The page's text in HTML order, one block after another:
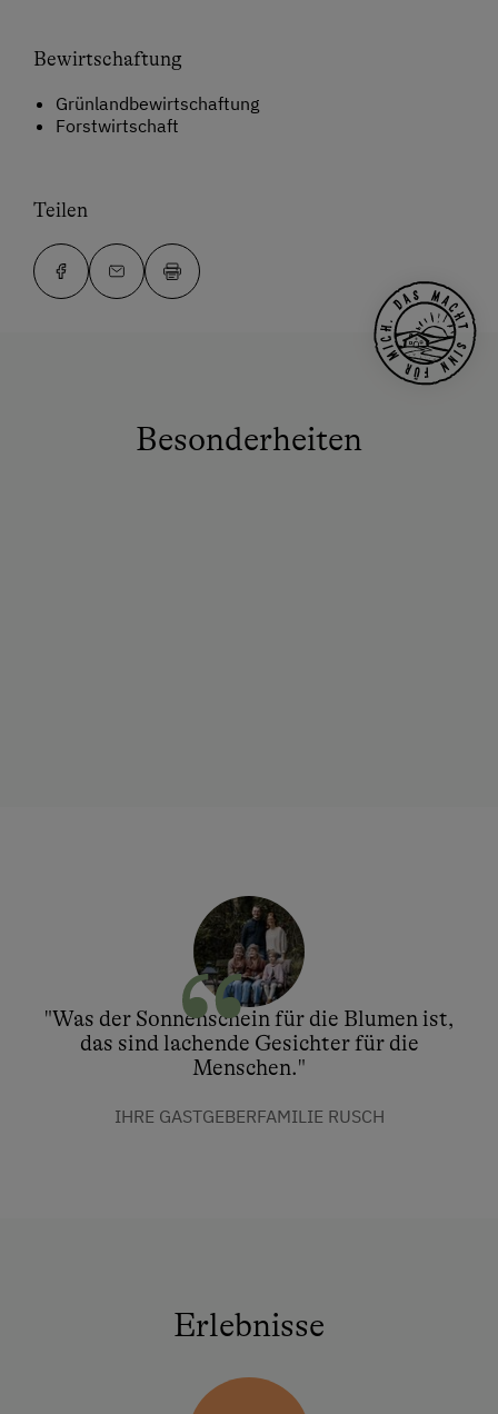
Bewirtschaftung
Grünlandbewirtschaftung
Forstwirtschaft
Teilen
Besonderheiten
"Was der Sonnenschein für die Blumen ist,
das sind lachende Gesichter für die
Menschen."
IHRE GASTGEBERFAMILIE RUSCH
Erlebnisse